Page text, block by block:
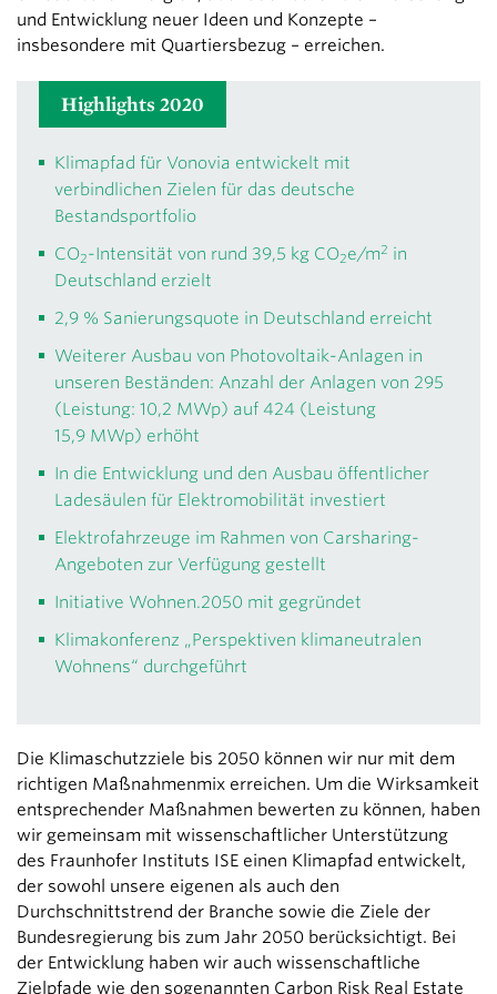
und Entwicklung neuer Ideen und Konzepte –
insbesondere mit Quartiersbezug – erreichen.
Highlights 2020
Klimapfad für Vonovia entwickelt mit
verbindlichen Zielen für das deutsche
Bestandsportfolio
CO2-Intensität von rund 39,5 kg CO2e/m2 in
Deutschland erzielt
2,9 % Sanierungsquote in Deutschland erreicht
Weiterer Ausbau von Photovoltaik-Anlagen in
unseren Beständen: Anzahl der Anlagen von 295
(Leistung: 10,2 MWp) auf 424 (Leistung
15,9 MWp) erhöht
In die Entwicklung und den Ausbau öffentlicher
Ladesäulen für Elektromobilität investiert
Elektrofahrzeuge im Rahmen von Carsharing-
Angeboten zur Verfügung gestellt
Initiative Wohnen.2050 mit gegründet
Klimakonferenz „Perspektiven klimaneutralen
Wohnens“ durchgeführt
Die Klimaschutzziele bis 2050 können wir nur mit dem
richtigen Maßnahmenmix erreichen. Um die Wirksamkeit
entsprechender Maßnahmen bewerten zu können, haben
wir gemeinsam mit wissenschaftlicher Unterstützung
des Fraunhofer Instituts ISE einen Klimapfad entwickelt,
der sowohl unsere eigenen als auch den
Durchschnittstrend der Branche sowie die Ziele der
Bundesregierung bis zum Jahr 2050 berücksichtigt. Bei
der Entwicklung haben wir auch wissenschaftliche
Zielpfade wie den sogenannten Carbon Risk Real Estate